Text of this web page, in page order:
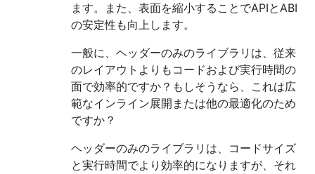
ます。また、表面を縮小することでAPIとABI
の安定性も向上します。
一般に、ヘッダーのみのライブラリは、従来
のレイアウトよりもコードおよび実行時間の
面で効率的ですか？もしそうなら、これは広
範なインライン展開または他の最適化のため
ですか？
ヘッダーのみのライブラリは、コードサイズ
と実行時間でより効率的になりますが、それ